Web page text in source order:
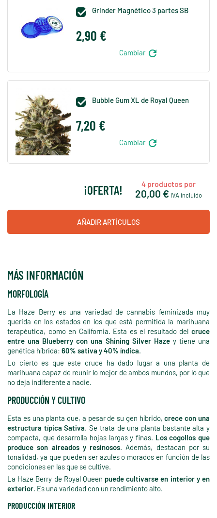
 Grinder Magnético 3 partes SB
2,90 €
Cambiar refresh
 Bubble Gum XL de Royal Queen
7,20 €
Cambiar refresh
¡OFERTA! 4 productos por
20,00 € IVA incluido
AÑADIR ARTÍCULOS
MÁS INFORMACIÓN
MORFOLOGÍA
La Haze Berry es una variedad de cannabis feminizada muy
querida en los estados en los que está permitida la marihuana
terapéutica, como en California. Esta es el resultado del cruce
entre una Blueberry con una Shining Silver Hazey tiene una
genética híbrida: 60% sativa y 40% índica.
Lo cierto es que este cruce ha dado lugar a una planta de
marihuana capaz de reunir lo mejor de ambos mundos, por lo que
no deja indiferente a nadie.
PRODUCCIÓN Y CULTIVO
Esta es una planta que, a pesar de su gen híbrido,crece con una
estructura típica Sativa. Se trata de una planta bastante alta y
compacta, que desarrolla hojas largas y finas. Los cogollos que
produce son aireados y resinosos. Además, destacan por su
tonalidad, ya que pueden ser azules o morados en función de las
condiciones en las que se cultive.
La Haze Berry de Royal Queen puede cultivarse en interior y en
exterior. Es una variedad con un rendimiento alto.
PRODUCCIÓN INTERIOR